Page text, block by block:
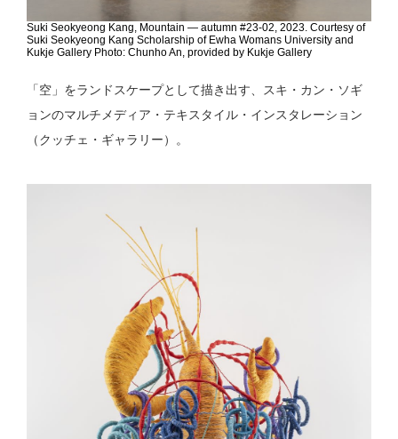
Suki Seokyeong Kang, Mountain — autumn #23-02, 2023. Courtesy of
Suki Seokyeong Kang Scholarship of Ewha Womans University and
Kukje Gallery Photo: Chunho An, provided by Kukje Gallery
「空」をランドスケープとして描き出す、スキ・カン・ソギ
ョンのマルチメディア・テキスタイル・インスタレーション
（クッチェ・ギャラリー）。